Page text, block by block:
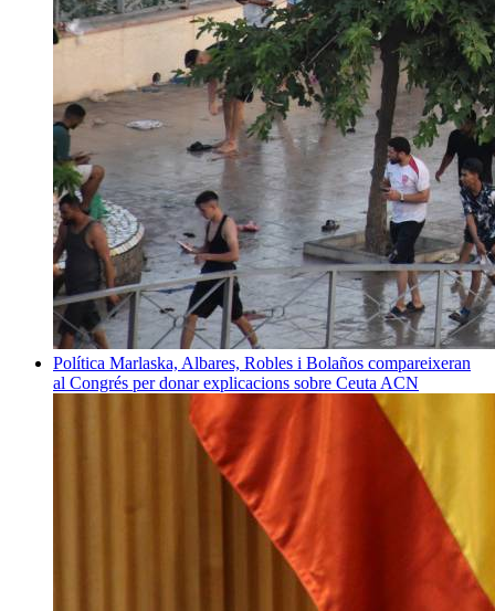
Política Marlaska, Albares, Robles i Bolaños compareixeran
al Congrés per donar explicacions sobre Ceuta ACN